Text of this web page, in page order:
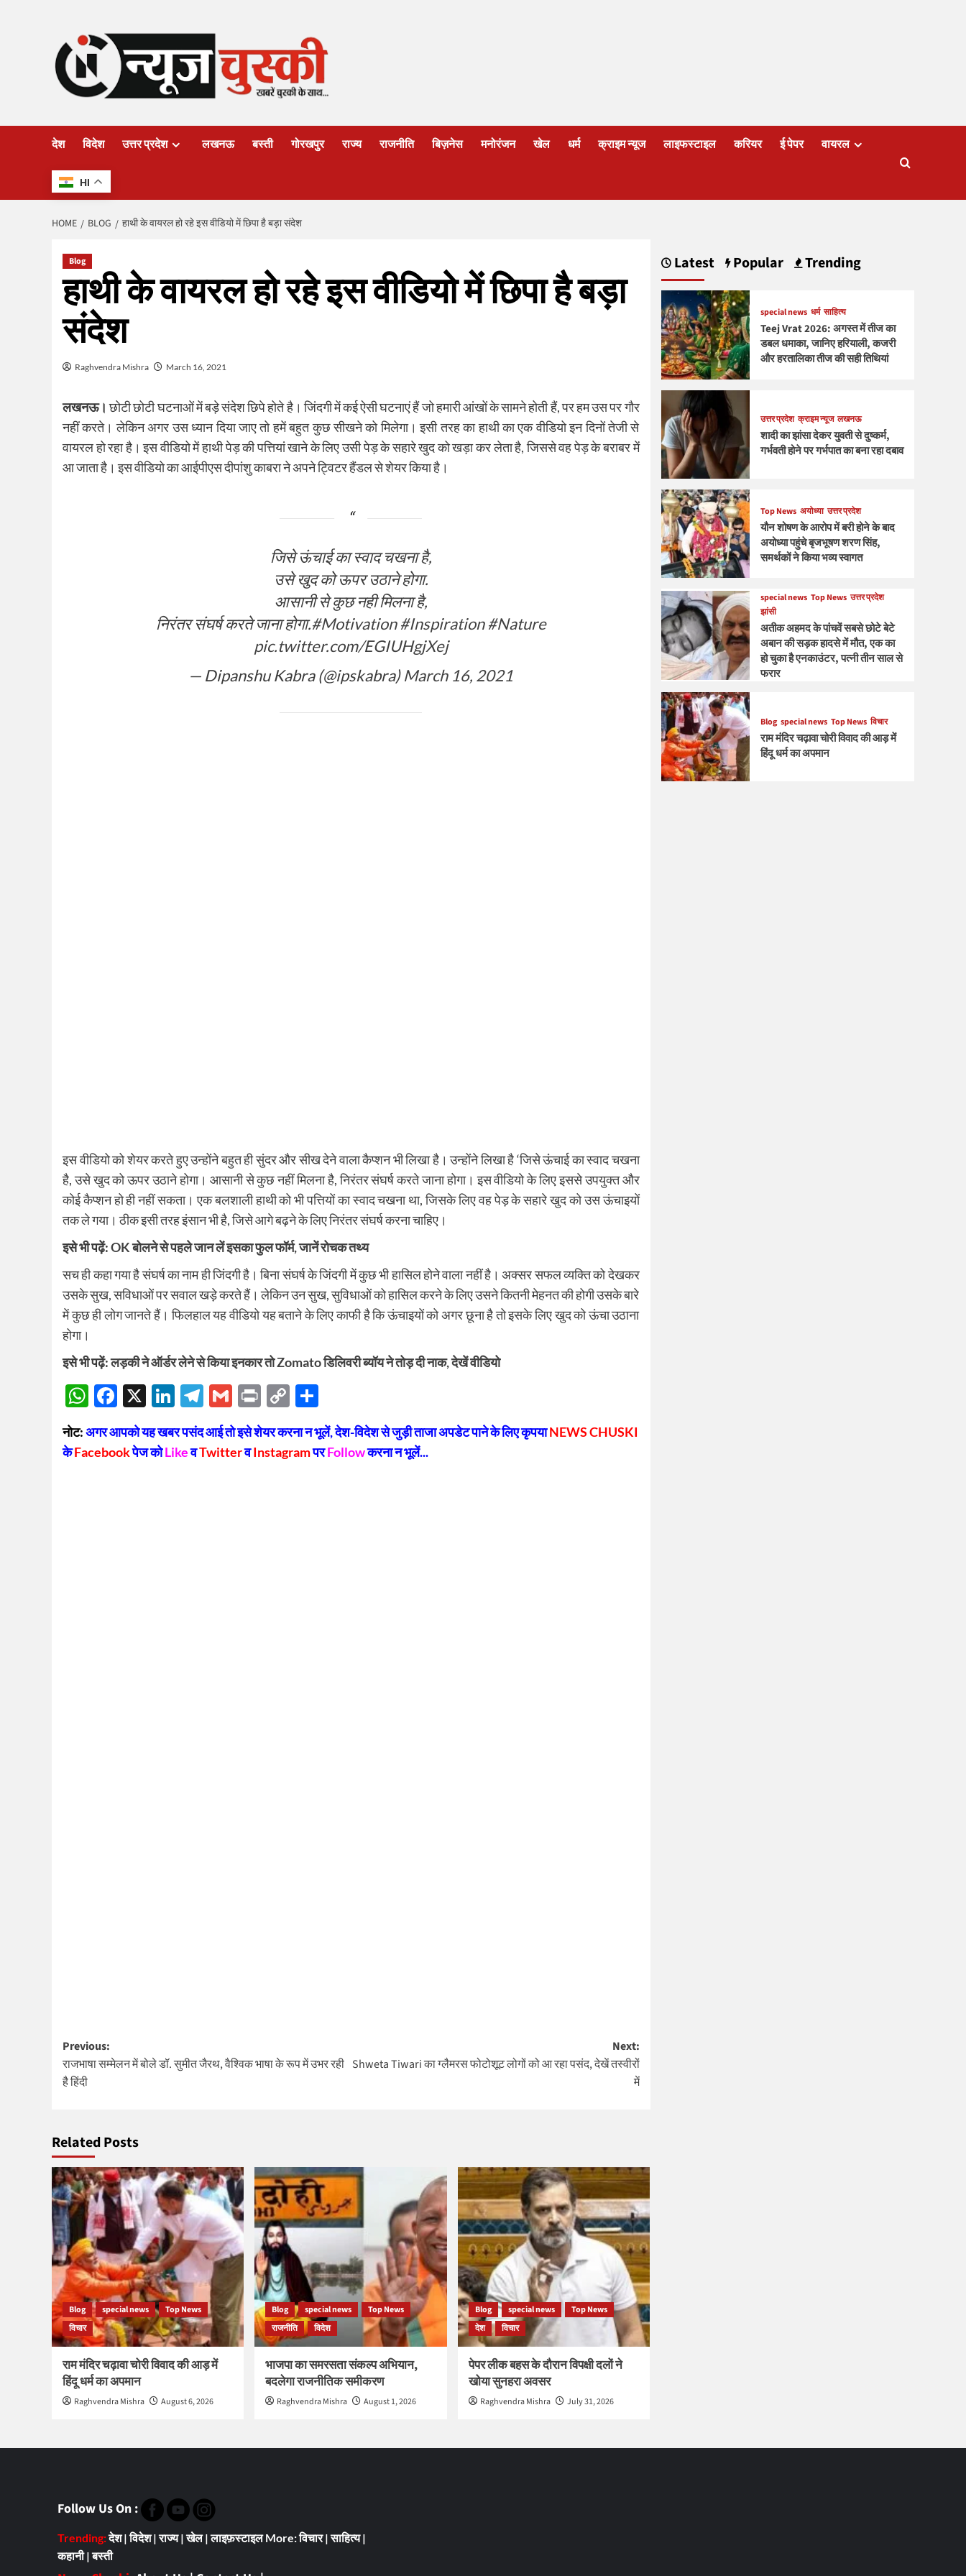
देश विदेश उत्तर प्रदेश लखनऊ बस्ती गोरखपुर राज्य राजनीति बिज़नेस मनोरंजन खेल धर्म क्राइम न्यूज लाइफस्टाइल करियर ई पेपर वायरल
HI
HOME BLOG हाथी के वायरल हो रहे इस वीडियो में छिपा है बड़ा संदेश
Blog
हाथी के वायरल हो रहे इस वीडियो में छिपा है बड़ा
संदेश
Raghvendra Mishra March 16, 2021
लखनऊ। छोटी छोटी घटनाओं में बड़े संदेश छिपे होते है। जिंदगी में कई ऐसी घटनाएं हैं जो हमारी आंखों के सामने होती हैं, पर हम उस पर गौर
नहीं करते। लेकिन अगर उस ध्यान दिया जाए तो हमें बहुत कुछ सीखने को मिलेगा। इसी तरह का हाथी का एक वीडियो इन दिनों तेजी से
वायरल हो रहा है। इस वीडियो में हाथी पेड़ की पत्तियां खाने के लिए उसी पेड़ के सहारे खुद को खड़ा कर लेता है, जिससे वह पेड़ के बराबर में
आ जाता है। इस वीडियो का आईपीएस दीपांशु काबरा ने अपने ट्विटर हैंडल से शेयर किया है।
जिसे ऊंचाई का स्वाद चखना है,
उसे खुद को ऊपर उठाने होगा.
आसानी से कुछ नही मिलना है,
निरंतर संघर्ष करते जाना होगा.#Motivation #Inspiration #Nature
pic.twitter.com/EGIUHgjXej
— Dipanshu Kabra (@ipskabra)March 16, 2021
इस वीडियो को शेयर करते हुए उन्होंने बहुत ही सुंदर और सीख देने वाला कैप्शन भी लिखा है। उन्होंने लिखा है ‘जिसे ऊंचाई का स्वाद चखना
है, उसे खुद को ऊपर उठाने होगा। आसानी से कुछ नहीं मिलना है, निरंतर संघर्ष करते जाना होगा। इस वीडियो के लिए इससे उपयुक्त और
कोई कैप्शन हो ही नहीं सकता। एक बलशाली हाथी को भी पत्तियों का स्वाद चखना था, जिसके लिए वह पेड़ के सहारे खुद को उस ऊंचाइयों
तक ले गया। ठीक इसी तरह इंसान भी है, जिसे आगे बढ़ने के लिए निरंतर संघर्ष करना चाहिए।
इसे भी पढ़ें:OK बोलने से पहले जान लें इसका फुल फॉर्म, जानें रोचक तथ्य
सच ही कहा गया है संघर्ष का नाम ही जिंदगी है। बिना संघर्ष के जिंदगी में कुछ भी हासिल होने वाला नहीं है। अक्सर सफल व्यक्ति को देखकर
उसके सुख, सविधाओं पर सवाल खड़े करते हैं। लेकिन उन सुख, सुविधाओं को हासिल करने के लिए उसने कितनी मेहनत की होगी उसके बारे
में कुछ ही लोग जानते हैं। फिलहाल यह वीडियो यह बताने के लिए काफी है कि ऊंचाइयों को अगर छूना है तो इसके लिए खुद को ऊंचा उठाना
होगा।
इसे भी पढ़ें:लड़की ने ऑर्डर लेने से किया इनकार तो Zomato डिलिवरी ब्यॉय ने तोड़ दी नाक, देखें वीडियो
WhatsApp
Facebook
X LinkedIn
Telegram
GmailPrintCopy
Link
नोट:अगर आपको यह खबर पसंद आई तो इसे शेयर करना न भूलें, देश-विदेश से जुड़ी ताजा अपडेट पाने के लिए कृपयाNEWS CHUSKI
केFacebookपेज कोLikeवTwitterवInstagramपरFollowकरना न भूलें...
Post
navigation
Previous:
राजभाषा सम्मेलन में बोले डॉ. सुमीत जैरथ, वैश्विक भाषा के रूप में उभर रही
है हिंदी
Next:
Shweta Tiwari का ग्लैमरस फोटोशूट लोगों को आ रहा पसंद, देखें तस्वीरों
में
Related Posts
Blog special news
Top News
विचार
राम मंदिर चढ़ावा चोरी विवाद की आड़ में
हिंदू धर्म का अपमान
Raghvendra Mishra August 6, 2026
Blog special news
Top News
राजनीति
विदेश
भाजपा का समरसता संकल्प अभियान,
बदलेगा राजनीतिक समीकरण
Raghvendra Mishra August 1, 2026
Blog special news
Top News
देश
विचार
पेपर लीक बहस के दौरान विपक्षी दलों ने
खोया सुनहरा अवसर
Raghvendra Mishra July 31, 2026
Latest Popular Trending
special news धर्म साहित्य
Teej Vrat 2026: अगस्त में तीज का
डबल धमाका, जानिए हरियाली, कजरी
और हरतालिका तीज की सही तिथियां
उत्तर प्रदेश क्राइम न्यूज लखनऊ
शादी का झांसा देकर युवती से दुष्कर्म,
गर्भवती होने पर गर्भपात का बना रहा दबाव
Top News अयोध्या उत्तर प्रदेश
यौन शोषण के आरोप में बरी होने के बाद
अयोध्या पहुंचे बृजभूषण शरण सिंह,
समर्थकों ने किया भव्य स्वागत
special news Top News उत्तर प्रदेश
झांसी
अतीक अहमद के पांचवें सबसे छोटे बेटे
अबान की सड़क हादसे में मौत, एक का
हो चुका है एनकाउंटर, पत्नी तीन साल से
फरार
Blog special news Top News विचार
राम मंदिर चढ़ावा चोरी विवाद की आड़ में
हिंदू धर्म का अपमान
Follow Us On :
Trending:देश|विदेश|राज्य|खेल|लाइफ़स्टाइल More:विचार|साहित्य|
कहानी|बस्ती